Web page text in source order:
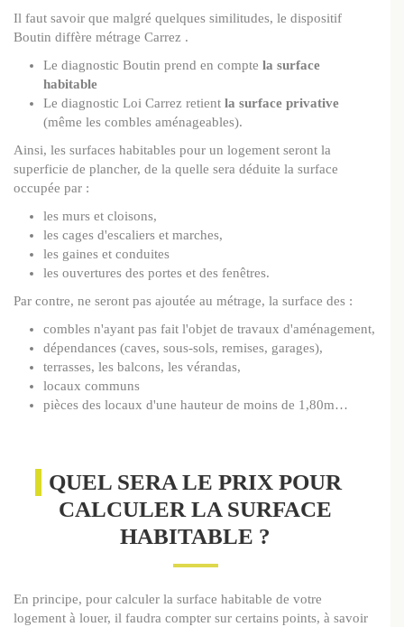
Il faut savoir que malgré quelques similitudes, le dispositif
Boutin diffère métrage Carrez .
Le diagnostic Boutin prend en compte la surface
habitable
Le diagnostic Loi Carrez retient la surface privative
(même les combles aménageables).
Ainsi, les surfaces habitables pour un logement seront la
superficie de plancher, de la quelle sera déduite la surface
occupée par :
les murs et cloisons,
les cages d'escaliers et marches,
les gaines et conduites
les ouvertures des portes et des fenêtres.
Par contre, ne seront pas ajoutée au métrage, la surface des :
combles n'ayant pas fait l'objet de travaux d'aménagement,
dépendances (caves, sous-sols, remises, garages),
terrasses, les balcons, les vérandas,
locaux communs
pièces des locaux d'une hauteur de moins de 1,80m…
QUEL SERA LE PRIX POUR
CALCULER LA SURFACE
HABITABLE ?
En principe, pour calculer la surface habitable de votre
logement à louer, il faudra compter sur certains points, à savoir